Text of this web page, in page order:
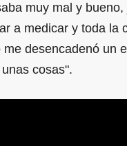
muy mal y
a medicar y toda la
me desencadenó un
cosas".